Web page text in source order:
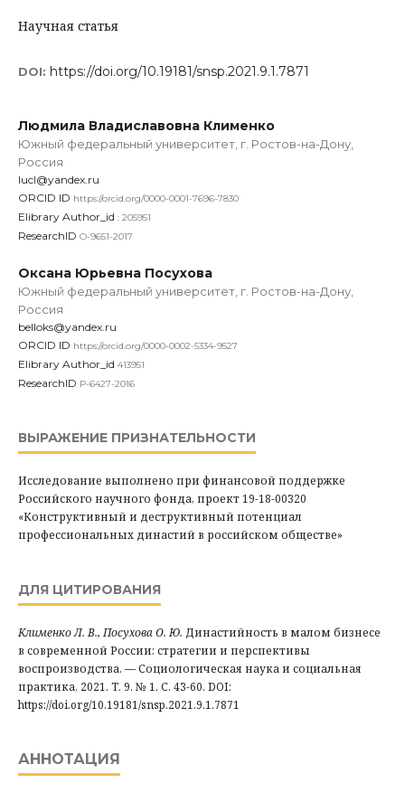
Научная статья
DOI: https://doi.org/10.19181/snsp.2021.9.1.7871
Людмила Владиславовна Клименко
Южный федеральный университет, г. Ростов-на-Дону,
Россия
lucl@yandex.ru
ORCID ID https://orcid.org/0000-0001-7696-7830
Elibrary Author_id : 205951
ResearchID O-9651-2017
Оксана Юрьевна Посухова
Южный федеральный университет, г. Ростов-на-Дону,
Россия
belloks@yandex.ru
ORCID ID https://orcid.org/0000-0002-5334-9527
Elibrary Author_id 413951
ResearchID P-6427-2016
ВЫРАЖЕНИЕ ПРИЗНАТЕЛЬНОСТИ
Исследование выполнено при финансовой поддержке
Российского научного фонда, проект 19-18-00320
«Конструктивный и деструктивный потенциал
профессиональных династий в российском обществе»
ДЛЯ ЦИТИРОВАНИЯ
Клименко Л. В., Посухова О. Ю. Династийность в малом бизнесе
в современной России: стратегии и перспективы
воспроизводства. — Социологическая наука и социальная
практика, 2021. Т. 9. № 1. С. 43-60. DOI:
https://doi.org/10.19181/snsp.2021.9.1.7871
АННОТАЦИЯ